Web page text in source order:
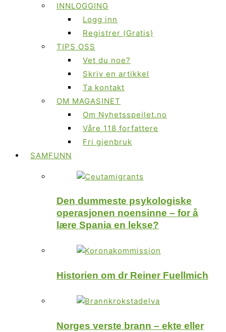
INNLOGGING
Logg inn
Registrer (Gratis)
TIPS OSS
Vet du noe?
Skriv en artikkel
Ta kontakt
OM MAGASINET
Om Nyhetsspeilet.no
Våre 118 forfattere
Fri gjenbruk
SAMFUNN
Den dummeste psykologiske
operasjonen noensinne – for å
lære Spania en lekse?
Historien om dr Reiner Fuellmich
Norges verste brann – ekte eller